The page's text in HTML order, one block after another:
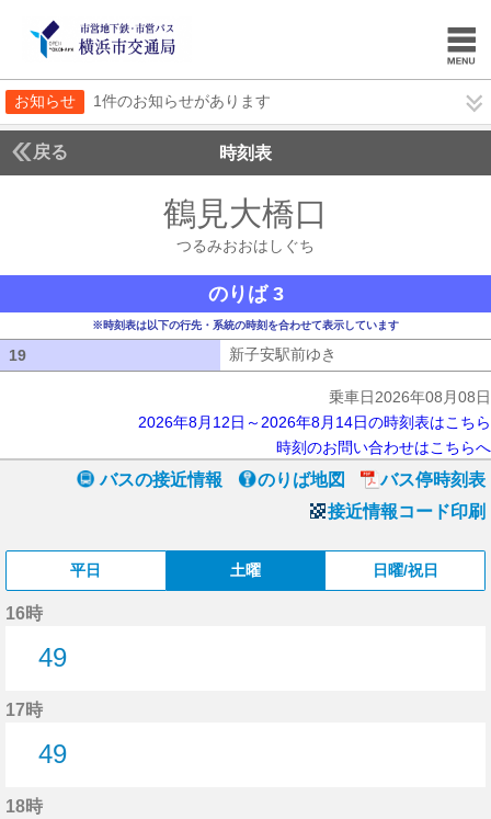
お知らせ 1件のお知らせがあります
戻る 時刻表
鶴見大橋口
つるみおおはしぐち
のりば 3
※時刻表は以下の行先・系統の時刻を合わせて表示しています
19 新子安駅前ゆき
乗車日2026年08月08日
2026年8月12日～2026年8月14日の時刻表はこちら
時刻のお問い合わせはこちらへ
バスの接近情報 のりば地図
バス停時刻表
接近情報コード印刷
平日 土曜 日曜/祝日
16時
49
17時
49
18時